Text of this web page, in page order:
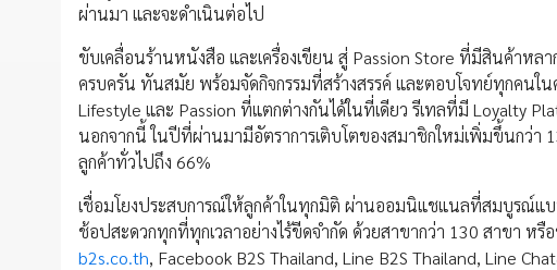
ผ่านมา และจะดำเนินต่อไป
ขับเคลื่อนร้านหนังสือ และเครื่องเขียน สู่ Passion Store ที่มีสินค้าหล
ครบครัน ทันสมัย พร้อมจัดกิจกรรมที่สร้างสรรค์ และตอบโจทย์ทุกคนใ
Lifestyle และ Passion ที่แตกต่างกันได้ในที่เดียว รีเทลที่มี Loyalty
นอกจากนี้ ในปีที่ผ่านมามีอัตราการเติบโตของสมาชิกใหม่เพิ่มขึ้นกว่า
ลูกค้าทั่วไปถึง 66%
เชื่อมโยงประสบการณ์ให้ลูกค้าในทุกมิติ ผ่านออมนิแชแนลที่สมบูรณ์แ
ช้อปสะดวกทุกที่ทุกเวลาอย่างไร้ขีดจำกัด ด้วยสาขากว่า 130 สาขา หรื
b2s.co.th, Facebook B2S Thailand, Line B2S Thailand, Line